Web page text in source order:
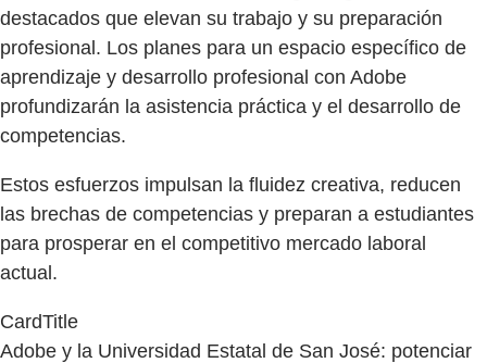
destacados que elevan su trabajo y su preparación
profesional. Los planes para un espacio específico de
aprendizaje y desarrollo profesional con Adobe
profundizarán la asistencia práctica y el desarrollo de
competencias.
Estos esfuerzos impulsan la fluidez creativa, reducen
las brechas de competencias y preparan a estudiantes
para prosperar en el competitivo mercado laboral
actual.
CardTitle
Adobe y la Universidad Estatal de San José: potenciar